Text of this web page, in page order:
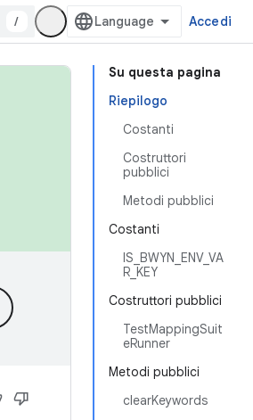
/ Accedi
Su questa pagina
Riepilogo
Costanti
Costruttori
pubblici
Metodi pubblici
Costanti
IS_BWYN_ENV_VA
R_KEY
Costruttori pubblici
TestMappingSuit
eRunner
Metodi pubblici
clearKeywords